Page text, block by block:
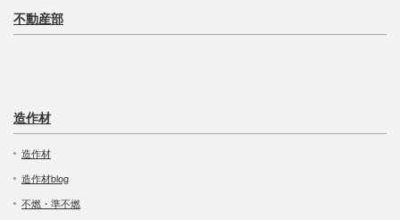
不動産部
造作材
造作材
造作材blog
不燃・準不燃